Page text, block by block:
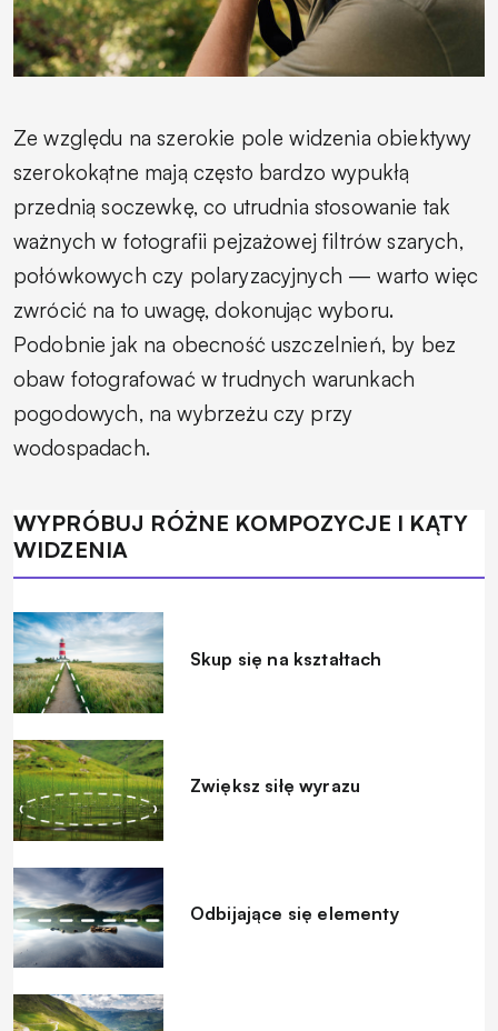
Ze względu na szerokie pole widzenia obiektywy
szerokokątne mają często bardzo wypukłą
przednią soczewkę, co utrudnia stosowanie tak
ważnych w fotografii pejzażowej filtrów szarych,
połówkowych czy polaryzacyjnych — warto więc
zwrócić na to uwagę, dokonując wyboru.
Podobnie jak na obecność uszczelnień, by bez
obaw fotografować w trudnych warunkach
pogodowych, na wybrzeżu czy przy
wodospadach.
WYPRÓBUJ RÓŻNE KOMPOZYCJE I KĄTY
WIDZENIA
Skup się na kształtach
Zwiększ siłę wyrazu
Odbijające się elementy